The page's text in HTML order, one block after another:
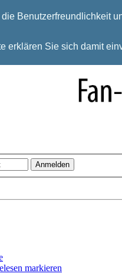
Benutzerfreundlichkeit
erklären Sie sich damit
markieren